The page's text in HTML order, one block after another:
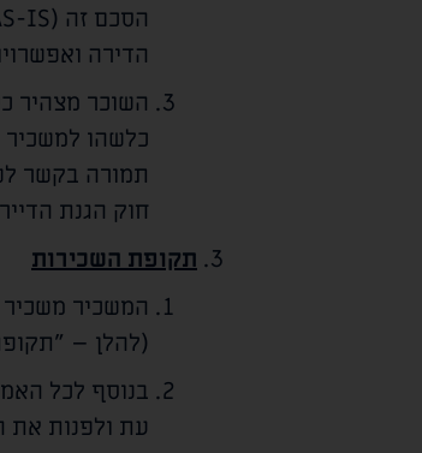
הדירה
השוכר מצהיר
כלשהו למשכיר
תמורה בקשר
חוק הגנת
תקופת השכירות
המשכיר
(להלן –
בנוסף לכל
עת ולפנות את